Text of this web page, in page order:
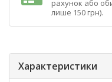
рахунок або
лише 150 грн).
Характеристики